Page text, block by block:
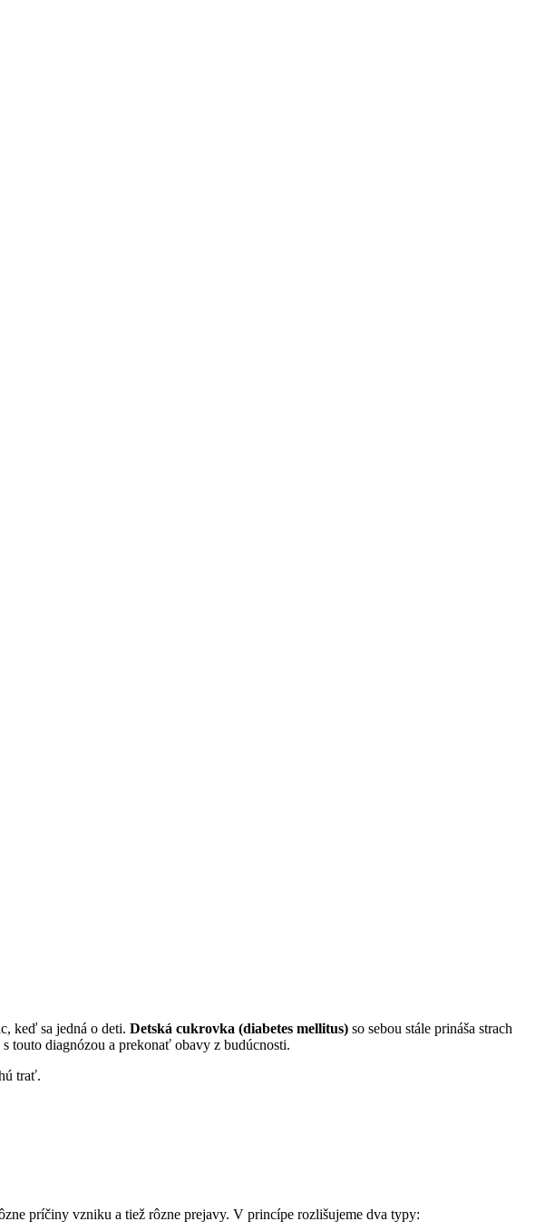
keď sa jedná o deti. Detská cukrovka (diabetes mellitus) so sebou stále prináša strach
touto diagnózou a prekonať obavy z budúcnosti.
trať.
príčiny vzniku a tiež rôzne prejavy. V princípe rozlišujeme dva typy: